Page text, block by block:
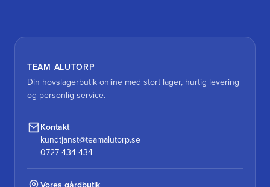
TEAM ALUTORP
Din hovslagerbutik online med stort lager, hurtig levering
og personlig service.
Kontakt
kundtjanst@teamalutorp.se
0727-434 434